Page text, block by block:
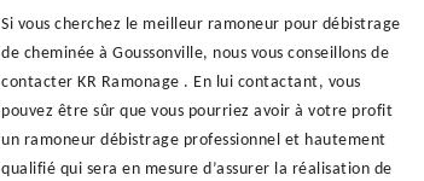
Si vous cherchez le meilleur ramoneur pour débistrage
de cheminée à Goussonville, nous vous conseillons de
contacter KR Ramonage . En lui contactant, vous
pouvez être sûr que vous pourriez avoir à votre profit
un ramoneur débistrage professionnel et hautement
qualifié qui sera en mesure d’assurer la réalisation de